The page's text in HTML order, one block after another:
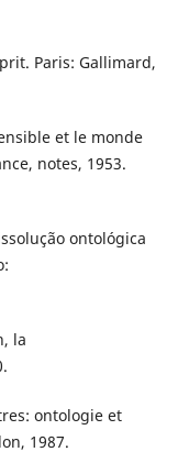
Paris: Gallimard,
et le monde
notes, 1953.
ontológica
la
ontologie et
1987.